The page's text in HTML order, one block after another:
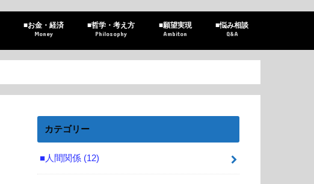
■お金・経済
Money
■哲学・考え方
Philosophy
■願望実現
Ambiton
■悩み相談
Q&A
カテゴリー
■人間関係 (12)